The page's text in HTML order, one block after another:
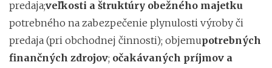
predaja;veľkosti a štruktúry obežného majetku
potrebného na zabezpečenie plynulosti výroby či
predaja (pri obchodnej činnosti); objemupotrebných
finančných zdrojov; očakávaných príjmov a